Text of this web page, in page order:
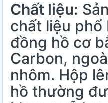
Chất liệu:
chất liệu phổ
đồng hồ cơ
Carbon,
nhôm. Hộp
hồ thường